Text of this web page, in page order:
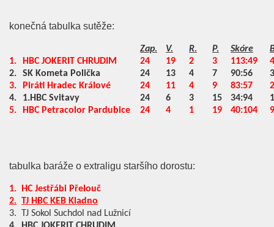
konečná tabulka sutěže:
Zap. V. R. P. Skóre
1.
HBC JOKERIT CHRUDIM 24 19 2 3 113:49
2.
SK Kometa Polička 24 13 4 7 90:56
3.
Piráti Hradec Králové 24 11 4 9 83:57
4.
1.HBC Svitavy 24 6 3 15 34:94
5.
HBC Petracolor Pardubice 24 4 1 19 40:104 9
tabulka baráže o extraligu staršího dorostu:
1.
HC Jestřábi Přelouč
2. TJ HBC KEB Kladno
3.
TJ Sokol Suchdol nad Lužnicí